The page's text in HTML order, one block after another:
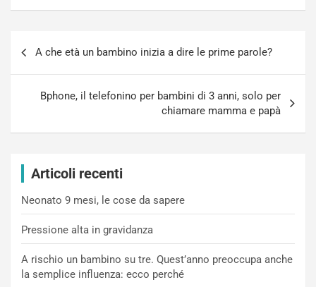
A che età un bambino inizia a dire le prime parole?
Bphone, il telefonino per bambini di 3 anni, solo per
chiamare mamma e papà
Articoli recenti
Neonato 9 mesi, le cose da sapere
Pressione alta in gravidanza
A rischio un bambino su tre. Quest’anno preoccupa anche
la semplice influenza: ecco perché